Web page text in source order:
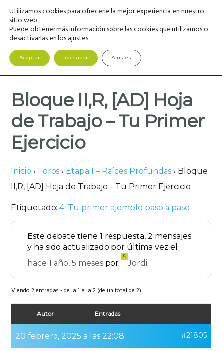
Saltar
navegación
principal
Saltar
contenido
principal
Saltar
barra
lateral
principal
MENU
Bloque II,R, [AD] Hoja
de Trabajo – Tu Primer
Ejercicio
Inicio › Foros › Etapa I – Raíces Profundas › Bloque
II,R, [AD] Hoja de Trabajo – Tu Primer Ejercicio
Etiquetado:4. Tu primer ejemplo paso a paso
Este debate tiene 1 respuesta, 2 mensajes
y ha sido actualizado por última vez el
hace 1 año, 5 meses por Jordi.
Viendo 2 entradas - de la 1 a la 2 (de un total de 2)
Autor Entradas
20 febrero, 2025 a las 22:08 #21805
Utilizamos cookies para ofrecerle la mejor experiencia en nuestro
sitio web.
Puede obtener más información sobre las cookies que utilizamos o
desactivarlas en los ajustes.
Aceptar Rechazar Ajustes